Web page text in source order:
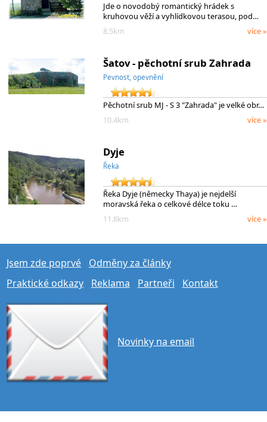
Jde o novodobý romantický hrádek s
kruhovou věží a vyhlídkovou terasou, pod…
8.5km
více »
Šatov - pěchotní srub Zahrada
Pevnost, opevnění
Pěchotní srub MJ - S 3 "Zahrada" je velké obr…
10.4km
více »
Dyje
Řeka
Řeka Dyje (německy Thaya) je nejdelší
moravská řeka o celkové délce toku …
11.8km
více »
Jsem zde poprvé
Odměny za články
Praktické odkazy
Reklama Partneři Kontakt
Novinky na email